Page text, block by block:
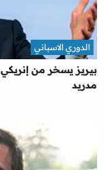
بيريز يسخر من
مدريد
الدوري الاسباني